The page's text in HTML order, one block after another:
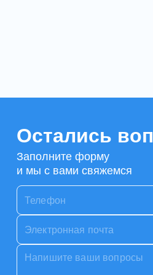
Остались
Заполните форму
и мы с вами свяжемся